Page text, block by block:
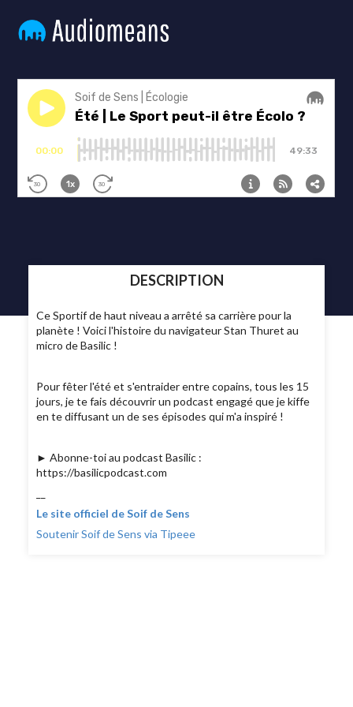
DESCRIPTION
Ce Sportif de haut niveau a arrêté sa carrière pour la
planète ! Voici l'histoire du navigateur Stan Thuret au
micro de Basilic !
Pour fêter l'été et s'entraider entre copains, tous les 15
jours, je te fais découvrir un podcast engagé que je kiffe
en te diffusant un de ses épisodes qui m'a inspiré !
► Abonne-toi au podcast Basilic :
https://basilicpodcast.com
Le site officiel de Soif de Sens
Soutenir Soif de Sens via Tipeee